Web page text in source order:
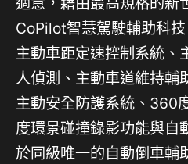
CoPilot智慧駕駛輔助科
主動車距定速控制系統、
人偵測、主動車道維持
主動安全防護系統、360
度環景碰撞錄影功能與自
於同級唯一的自動倒車輔